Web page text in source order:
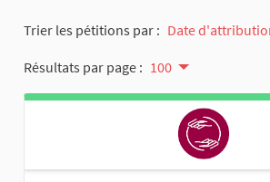
Trier les pétitions par : Date
Résultats par page : 100